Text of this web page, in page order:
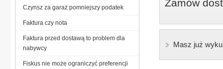
Zamów
Masz już
Czynsz za garaż pomniejszy podatek
Faktura czy nota
Faktura przed dostawą to problem dla
nabywcy
Fiskus nie może ograniczyć preferencji